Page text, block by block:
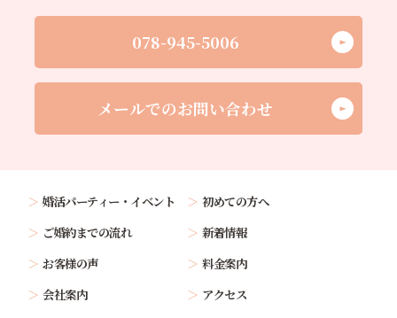
078-945-5006
メールでのお問い合わせ
婚活パーティー・イベント
初めての方へ
ご婚約までの流れ
新着情報
お客様の声
料金案内
会社案内
アクセス